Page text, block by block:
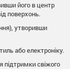
його в центр
поверхонь.
утворивши
або електроніку.
підтримки свіжого